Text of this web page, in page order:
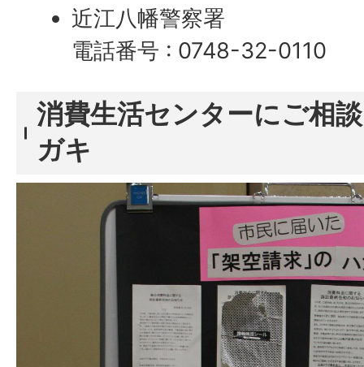
近江八幡警察署
電話番号 : 0748-32-0110
消費生活センターにご相
ガキ